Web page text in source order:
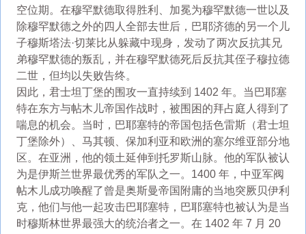
空位期。在穆罕默德取得胜利、加冕为穆罕默德一世以及
除穆罕默德之外的四​​人全部去世后，巴耶济德的另一个儿
子穆斯塔法·切莱比从躲藏中现身，发动了两次反抗其兄
弟穆罕默德的叛乱，并在穆罕默德死后反抗其侄子穆拉德
二世，但均以失败告终。
因此，君士坦丁堡的围攻一直持续到 1402 年。当巴耶塞
特在东方与帖木儿帝国作战时，被围困的拜占庭人得到了
喘息的机会。当时，巴耶塞特的帝国包括色雷斯（君士坦
丁堡除外）、马其顿、保加利亚和欧洲的塞尔维亚部分地
区。在亚洲，他的领土延伸到托罗斯山脉。他的军队被认
为是伊斯兰世界最优秀的军队之一。1400 年，中亚军阀
帖木儿成功唤醒了曾是奥斯曼帝国附庸的当地突厥贝伊利
克，他们与他一起攻击巴耶塞特，巴耶塞特也被认为是当
时穆斯林世界最强大的统治者之一。在 1402 年 7 月 20